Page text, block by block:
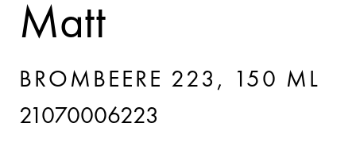
Matt
BROMBEERE 223, 150 ML
21070006223